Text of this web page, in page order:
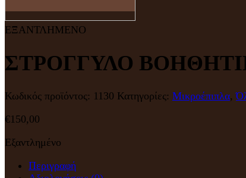
ΕΞΑΝΤΛΗΜΕΝΟ
ΣΤΡΟΓΓΥΛΟ
Κωδικός προϊόντος: 1130 Κατηγορίες: Μικροέπιπλα,
€150,00
Εξαντλημένο
Περιγραφή